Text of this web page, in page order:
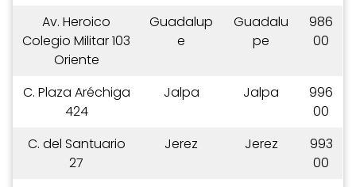
Av. Heroico
Colegio Militar 103
Oriente
Guadalup
e
Guadalu
pe
986
00
C. Plaza Aréchiga
424
Jalpa Jalpa
996
00
C. del Santuario
27
Jerez Jerez
993
00